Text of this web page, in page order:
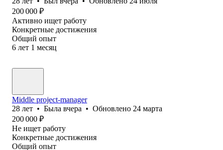
200 000 ₽
Активно ищет работу
Конкретные достижения
Общий опыт
6 лет 1 месяц
Middle project-manager
28 лет • Была вчера • Обновлено 24 марта
200 000 ₽
Не ищет работу
Конкретные достижения
Общий опыт